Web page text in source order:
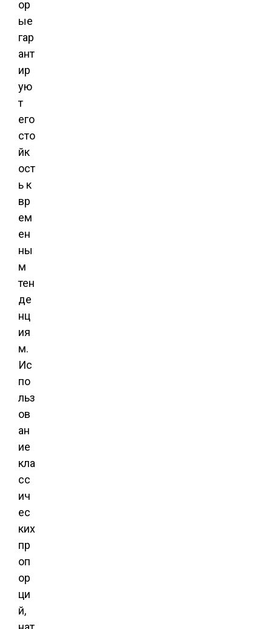
ор
ые
гар
ант
ир
ую
т
его
сто
йк
ост
ь к
вр
ем
ен
ны
м
тен
де
нц
ия
м.
Ис
по
льз
ов
ан
ие
кла
сс
ич
ес
ких
пр
оп
ор
ци
й,